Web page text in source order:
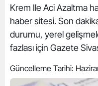
Krem Ile Aci Azaltma
haber sitesi. Son
durumu, yerel
fazlası için Gazete
Güncelleme Tarihi: